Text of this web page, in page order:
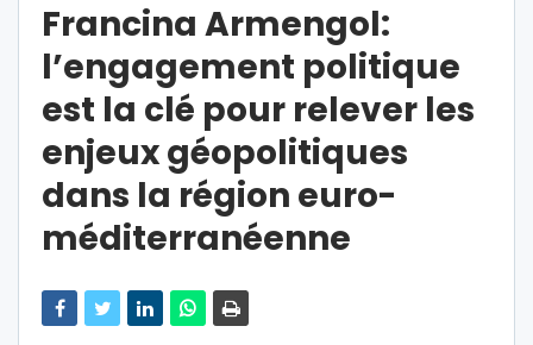
Francina Armengol:
l’engagement politique
est la clé pour relever les
enjeux géopolitiques
dans la région euro-
méditerranéenne